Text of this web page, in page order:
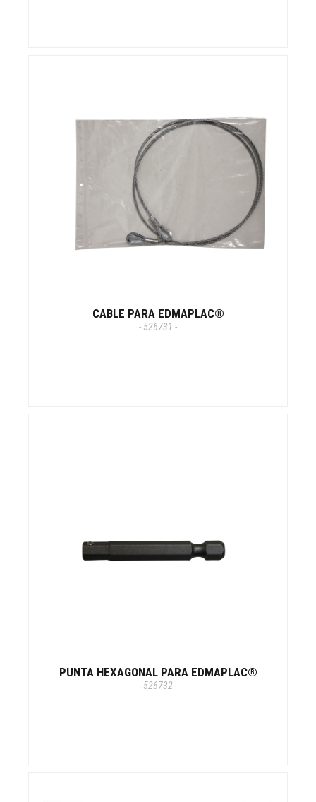
CABLE PARA EDMAPLAC®
- 526731 -
PUNTA HEXAGONAL PARA EDMAPLAC®
- 526732 -